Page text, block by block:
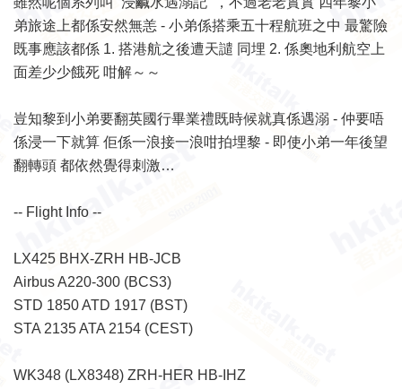
弟旅途上都係安然無恙 - 小弟係搭乘五十程航班之中 最驚險
既事應該都係 1. 搭港航之後遭天譴 同埋 2. 係奧地利航空上
面差少少餓死 咁解～～
豈知黎到小弟要翻英國行畢業禮既時候就真係遇溺 - 仲要唔
係浸一下就算 佢係一浪接一浪咁拍埋黎 - 即使小弟一年後望
翻轉頭 都依然覺得刺激…
-- Flight Info --
LX425 BHX-ZRH HB-JCB
Airbus A220-300 (BCS3)
STD 1850 ATD 1917 (BST)
STA 2135 ATA 2154 (CEST)
WK348 (LX8348) ZRH-HER HB-IHZ